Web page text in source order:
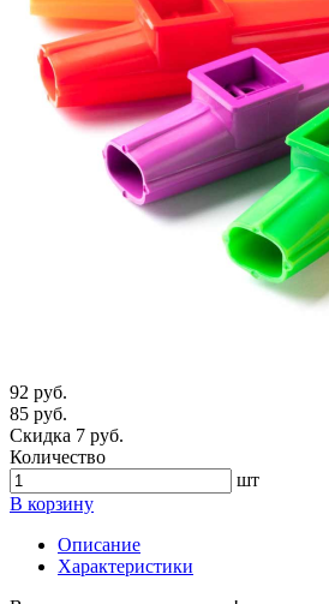
92 руб.
85 руб.
Скидка 7 руб.
Количество
шт
В корзину
Описание
Характеристики